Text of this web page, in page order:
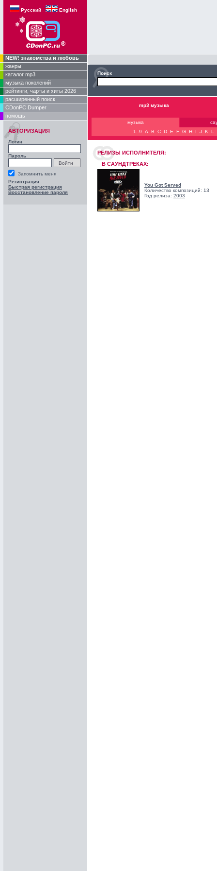
Русский English
NEW! знакомства и любовь
жанры
каталог mp3
музыка поколений
рейтинги, чарты и хиты 2026
расширенный поиск
CDonPC Dumper
помощь
АВТОРИЗАЦИЯ
Логин
Пароль
Запомнить меня
Регистрация
Быстрая регистрация
Восстановление пароля
Поиск
mp3 музыка
музыка
1..9
A B C D E F G H I J K L
РЕЛИЗЫ ИCПОЛНИТЕЛЯ:
В САУНДТРЕКАХ:
You Got Served
Количество композиций: 13
Год релиза: 2003